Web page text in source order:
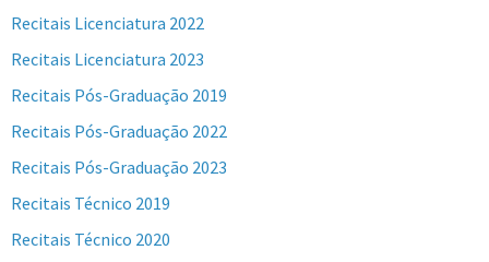
Recitais Licenciatura 2022
Recitais Licenciatura 2023
Recitais Pós-Graduação 2019
Recitais Pós-Graduação 2022
Recitais Pós-Graduação 2023
Recitais Técnico 2019
Recitais Técnico 2020